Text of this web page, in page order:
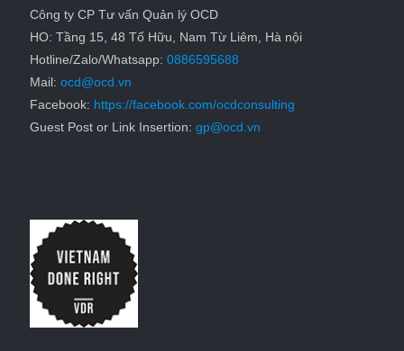
Công ty CP Tư vấn Quản lý OCD
HO: Tầng 15, 48 Tố Hữu, Nam Từ Liêm, Hà nội
Hotline/Zalo/Whatsapp: 0886595688
Mail: ocd@ocd.vn
Facebook: https://facebook.com/ocdconsulting
Guest Post or Link Insertion: gp@ocd.vn